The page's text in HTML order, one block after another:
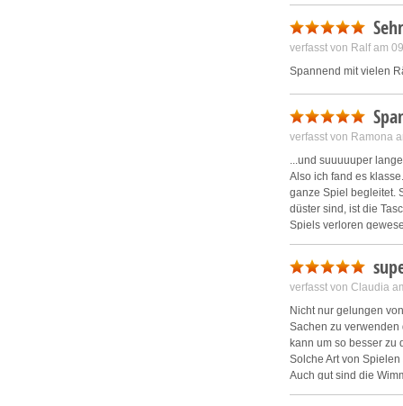
verfasst von Ralf am
Spannend mit vielen
verfasst von Ramona
...und suuuuuper
Also ich fand es
ganze Spiel begleitet.
düster sind, ist die
Spiels verloren
Die Story ist von
Das ist nicht immer
Also dieses Spiel kann
verfasst von Claudia
Nicht nur gelungen
Sachen zu verwenden
kann um so besser zu
Solche Art von
Auch gut sind die
Weiter so :)